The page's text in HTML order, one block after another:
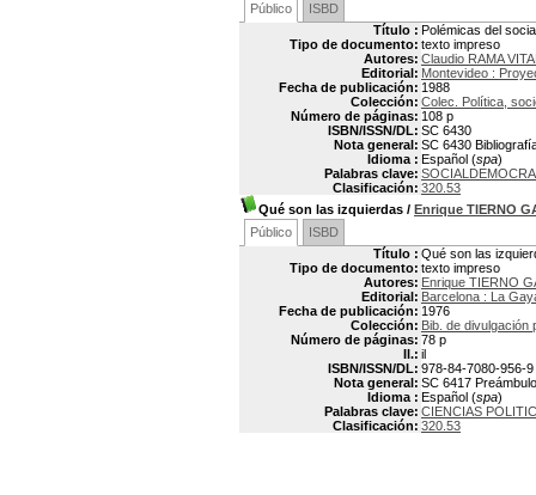
Público
ISBD
Título : Polémicas del
Tipo de documento: texto impreso
Autores: Claudio RAMA
Editorial: Montevideo :
Fecha de publicación: 1988
Colección: Colec. Política,
Número de páginas: 108 p
ISBN/ISSN/DL: SC 6430
Nota general: SC 6430
Idioma : Español (spa)
Palabras clave:
Clasificación: 320.53
Qué son las izquierdas / Enrique TIERNO
Público
ISBD
Título : Qué son las
Tipo de documento: texto impreso
Autores: Enrique TIERNO
Editorial: Barcelona : La
Fecha de publicación: 1976
Colección: Bib. de divulgación
Número de páginas: 78 p
Il.: il
ISBN/ISSN/DL: 978-84-7080-956-9
Nota general: SC 6417
Idioma : Español (spa)
Palabras clave: CIENCIAS
Clasificación: 320.53